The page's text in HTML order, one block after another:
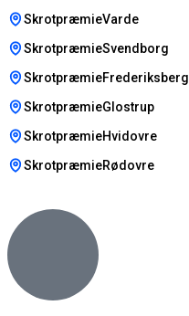
SkrotpræmieVarde
SkrotpræmieSvendborg
SkrotpræmieFrederiksberg
SkrotpræmieGlostrup
SkrotpræmieHvidovre
SkrotpræmieRødovre